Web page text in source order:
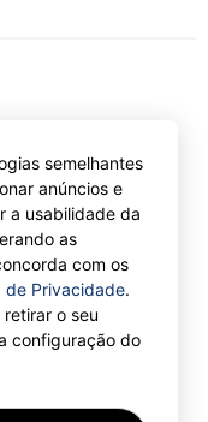
Limited.
semelhantes
anúncios e
a usabilidade da
as
com os
de Privacidade.
o seu
configuração do